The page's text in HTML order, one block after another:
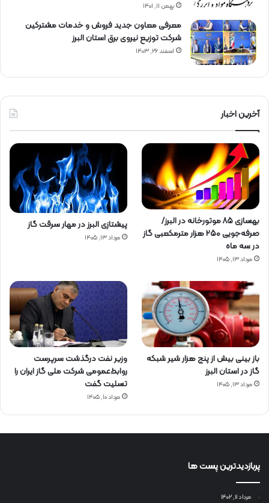
بهمن ۱۱, ۱۴۰۱
معرفی معاون جدید فروش و خدمات مشتركین
شركت توزیع نیروی برق استان البرز
اسفند ۲۶, ۱۴۰۳
آخرین اخبار
بهسازی ۸۵ موتورخانه در البرز/
صرفه‌جویی ۲۵۰ هزار مترمکعبی گاز
در سه ماه
مرداد ۱۳, ۱۴۰۵
پیشتازی البرز در مهار سرقت گاز
مرداد ۱۳, ۱۴۰۵
باز بینی بیش از پنج هزار شیر شبکه
گاز در استان البرز
مرداد ۱۳, ۱۴۰۵
وزیر نفت درگذشت سرپرست
روابط‌عمومی شرکت ملی گاز ایران را
تسلیت گفت
مرداد ۱۰, ۱۴۰۵
پربازدیدترین پست ها
مرداد ۱۱, ۱۴۰۲